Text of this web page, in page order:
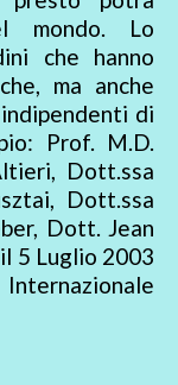
mondo. Lo
che hanno
ma anche
di
Prof. M.D.
Dott.ssa
Dott.ssa
Dott. Jean
5 Luglio 2003